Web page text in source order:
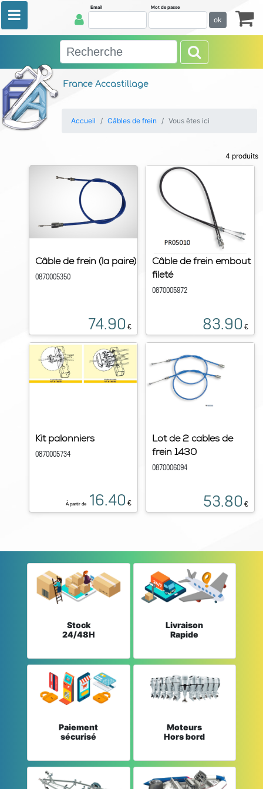
France Accastillage
Email Mot de passe
ok
Accueil Câbles de frein Vous êtes ici
4 produits
Câble de frein (la paire)
0870005350
74.90 €
Câble de frein embout
fileté
0870005972
83.90 €
Kit palonniers
0870005734
À partir de 16.40 €
Lot de 2 cables de
frein 1430
0870006094
53.80 €
Stock
24/48H
Livraison
Rapide
Paiement
sécurisé
Moteurs
Hors bord